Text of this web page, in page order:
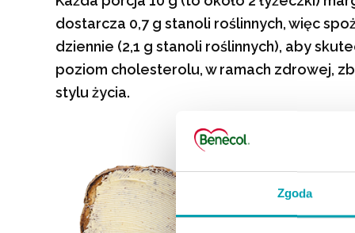
Zgoda
dostarcza 0,7 g stanoli roślinnych, więc
dziennie (2,1 g stanoli roślinnych), aby
poziom cholesterolu, w ramach zdrowej,
stylu życia.